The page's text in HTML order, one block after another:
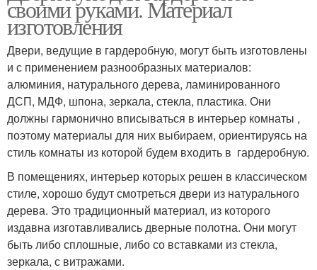
своими руками. Материал
изготовления
Двери, ведущие в гардеробную, могут быть изготовлены
и с применением разнообразных материалов:
алюминия, натурального дерева, ламинированного
ДСП, МДФ, шпона, зеркала, стекла, пластика. Они
должны гармонично вписываться в интерьер комнаты ,
поэтому материалы для них выбираем, ориентируясь на
стиль комнаты из которой будем входить в гардеробную.
В помещениях, интерьер которых решен в классическом
стиле, хорошо будут смотреться двери из натурального
дерева. Это традиционный материал, из которого
издавна изготавливались дверные полотна. Они могут
быть либо сплошные, либо со вставками из стекла,
зеркала, с витражами.